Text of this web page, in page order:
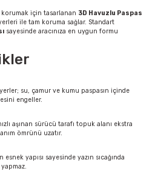
korumak için tasarlanan 3D Havuzlu Paspas
ile tam koruma sağlar. Standart
sayesinde aracınıza en uygun formu
su, çamur ve kumu paspasın içinde
engeller.
aşınan sürücü tarafı topuk alanı ekstra
ömrünü uzatır.
esnek yapısı sayesinde yazın sıcağında